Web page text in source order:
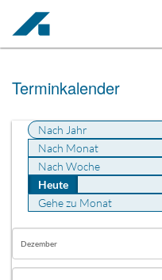
Terminkalender
Nach Jahr
Nach Monat
Nach Woche
Heute
Gehe zu Monat